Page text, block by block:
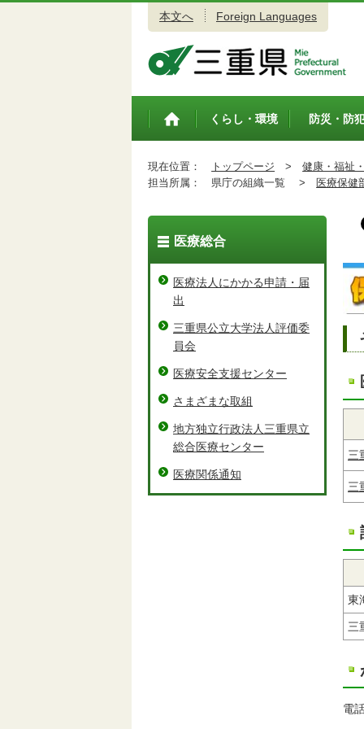
本文へ Foreign Languages
トップペ
くらし・環境 防災・防
現在位置： トップページ >
健康・福祉
担当所属：
県庁の組織一覧 > 医療保健
三
三
東
三
電
医療総合
医療法人にかかる申請・届
出
三重県公立大学法人評価委
員会
医療安全支援センター
さまざまな取組
地方独立行政法人三重県立
総合医療センター
医療関係通知